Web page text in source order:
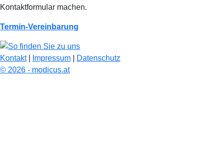
Kontaktformular machen.
Termin-Vereinbarung
Kontakt| Impressum
Datenschutz
© 2026 - modicus.at